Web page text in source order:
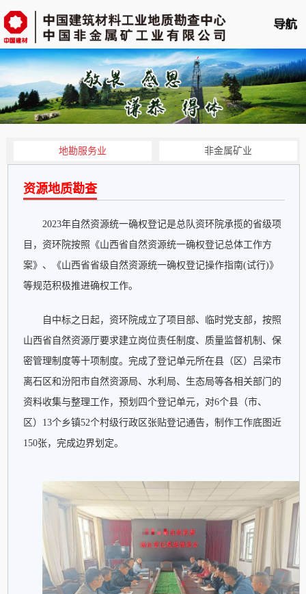
首页
单位概况
新闻中心
党的建设
人力资源
企业文化
专题专栏
专题建设
地勘服务业 非金属矿业
资源地质勘查
2023年自然资源统一确权登记是总队资环院承揽的省级项
目，资环院按照《山西省自然资源统一确权登记总体工作方
案》、《山西省省级自然资源统一确权登记操作指南(试行)》
等规范积极推进确权工作。
自中标之日起，资环院成立了项目部、临时党支部，按照
山西省自然资源厅要求建立岗位责任制度、质量监督机制、保
密管理制度等十项制度。完成了登记单元所在县（区）吕梁市
离石区和汾阳市自然资源局、水利局、生态局等各相关部门的
资料收集与整理工作，预划四个登记单元，对6个县（市、
区）13个乡镇52个村级行政区张贴登记通告，制作工作底图近
150张，完成边界划定。